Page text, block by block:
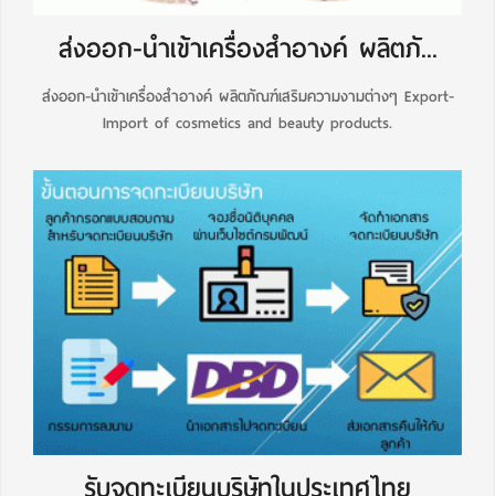
ส่งออก-นำเข้าเครื่องสำอางค์ ผลิตภั...
ส่งออก-นำเข้าเครื่องสำอางค์ ผลิตภัณฑ์เสริมความงามต่างๆ Export-
Import of cosmetics and beauty products.